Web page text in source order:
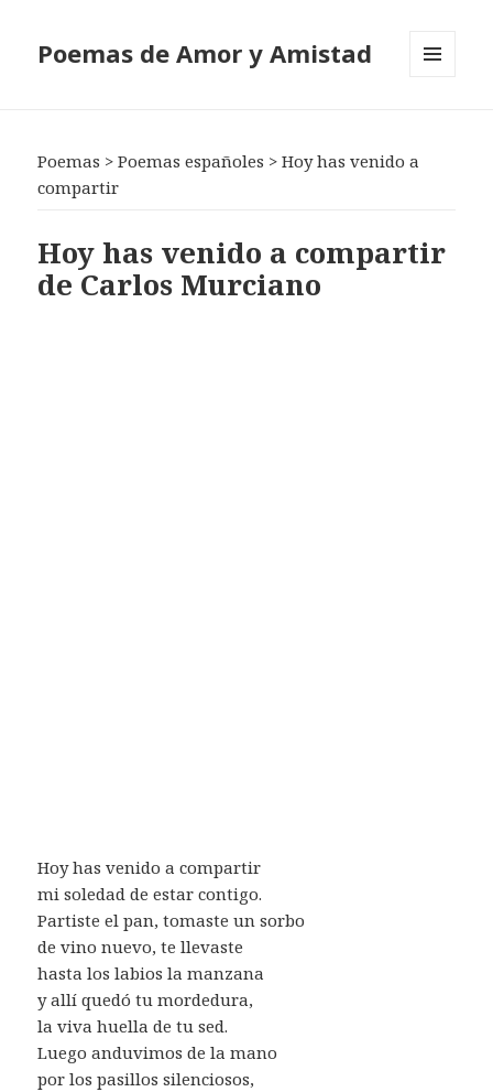
Poemas de Amor y Amistad
Poemas >Poemas españoles >Hoy has venido a
compartir
Hoy has venido a compartir
de Carlos Murciano
Hoy has venido a compartir
mi soledad de estar contigo.
Partiste el pan, tomaste un sorbo
de vino nuevo, te llevaste
hasta los labios la manzana
y allí quedó tu mordedura,
la viva huella de tu sed.
Luego anduvimos de la mano
por los pasillos silenciosos,